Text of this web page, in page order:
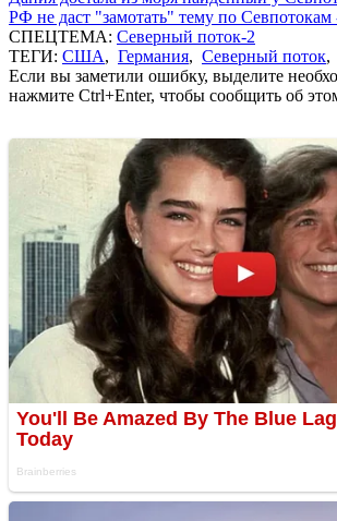
РФ не даст "замотать" тему по
СПЕЦТЕМА: Северный поток-2
ТЕГИ: США, Германия, Северный поток,
Если вы заметили ошибку, выделите
нажмите Ctrl+Enter, чтобы сообщить об